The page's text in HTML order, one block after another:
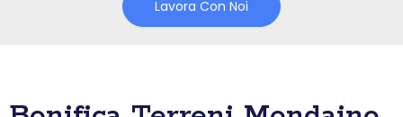
Lavora Con Noi